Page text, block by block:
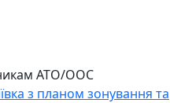
АТО/ООС
з планом зонування та